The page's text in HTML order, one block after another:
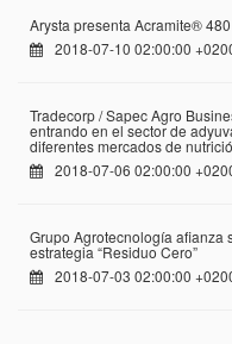
Arysta presenta Acramite®
2018-07-10 02:00:00
Tradecorp / Sapec Agro
entrando en el sector de
diferentes mercados de
2018-07-06 02:00:00
Grupo Agrotecnología afianza
estrategia “Residuo Cero”
2018-07-03 02:00:00